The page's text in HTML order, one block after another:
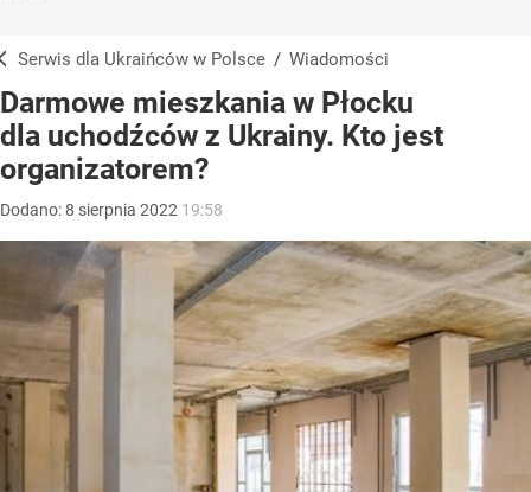
Serwis dla Ukraińców w Polsce / Wiadomości
Darmowe mieszkania w Płocku
dla uchodźców z Ukrainy. Kto jest
organizatorem?
Dodano:8 sierpnia 2022 19:58